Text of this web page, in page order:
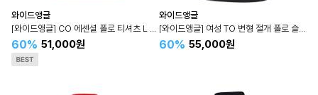
와이드앵글
60% 51,000원
와이드앵글
60% 55,000원